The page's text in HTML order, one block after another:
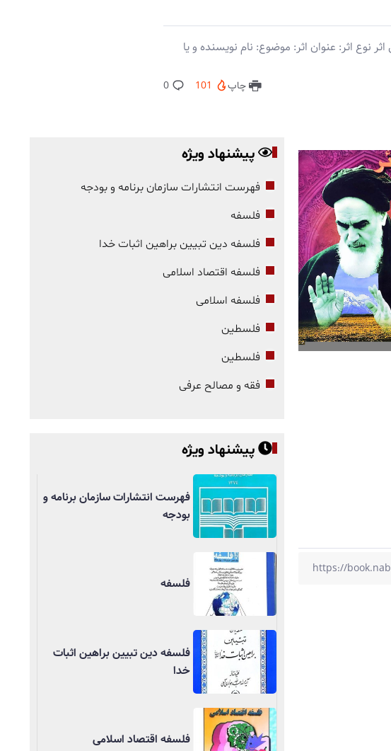
اثر: عنوان اثر: موضوع: نام نویسنده و یا
چاپ 101
0
پیشنهاد ویژه
فهرست انتشارات سازمان برنامه و بودجه
فلسفه
فلسفه دین تبیین براهین اثبات خدا
فلسفه اقتصاد اسلامی
فلسفه اسلامی
فلسطین
فلسطین
فقه و مصالح عرفی
پیشنهاد ویژه
فهرست انتشارات سازمان برنامه و
بودجه
فلسفه
فلسفه دین تبیین براهین اثبات
خدا
فلسفه اقتصاد اسلامی